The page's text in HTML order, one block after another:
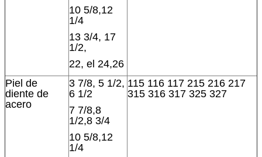
10 5/8,12
1/4
13 3/4, 17
1/2,
22, el 24,26
Piel de
diente de
acero
3 7/8, 5 1/2,
6 1/2
7 7/8,8
1/2,8 3/4
10 5/8,12
1/4
115 116 117 215 216 217
315 316 317 325 327